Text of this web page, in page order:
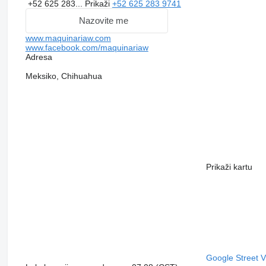
+52 625 283... Prikaži +52 625 283 9741
Nazovite me
www.maquinariaw.com
www.facebook.com/maquinariaw
Adresa
Meksiko, Chihuahua
Prikaži kartu
Google Street